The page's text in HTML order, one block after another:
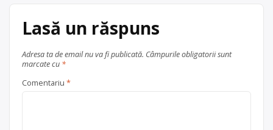
Lasă un răspuns
Adresa ta de email nu va fi publicată. Câmpurile obligatorii sunt
marcate cu *
Comentariu *